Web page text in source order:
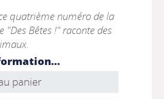
quatrième numéro de la
"Des Bêtes !" raconte des
panier